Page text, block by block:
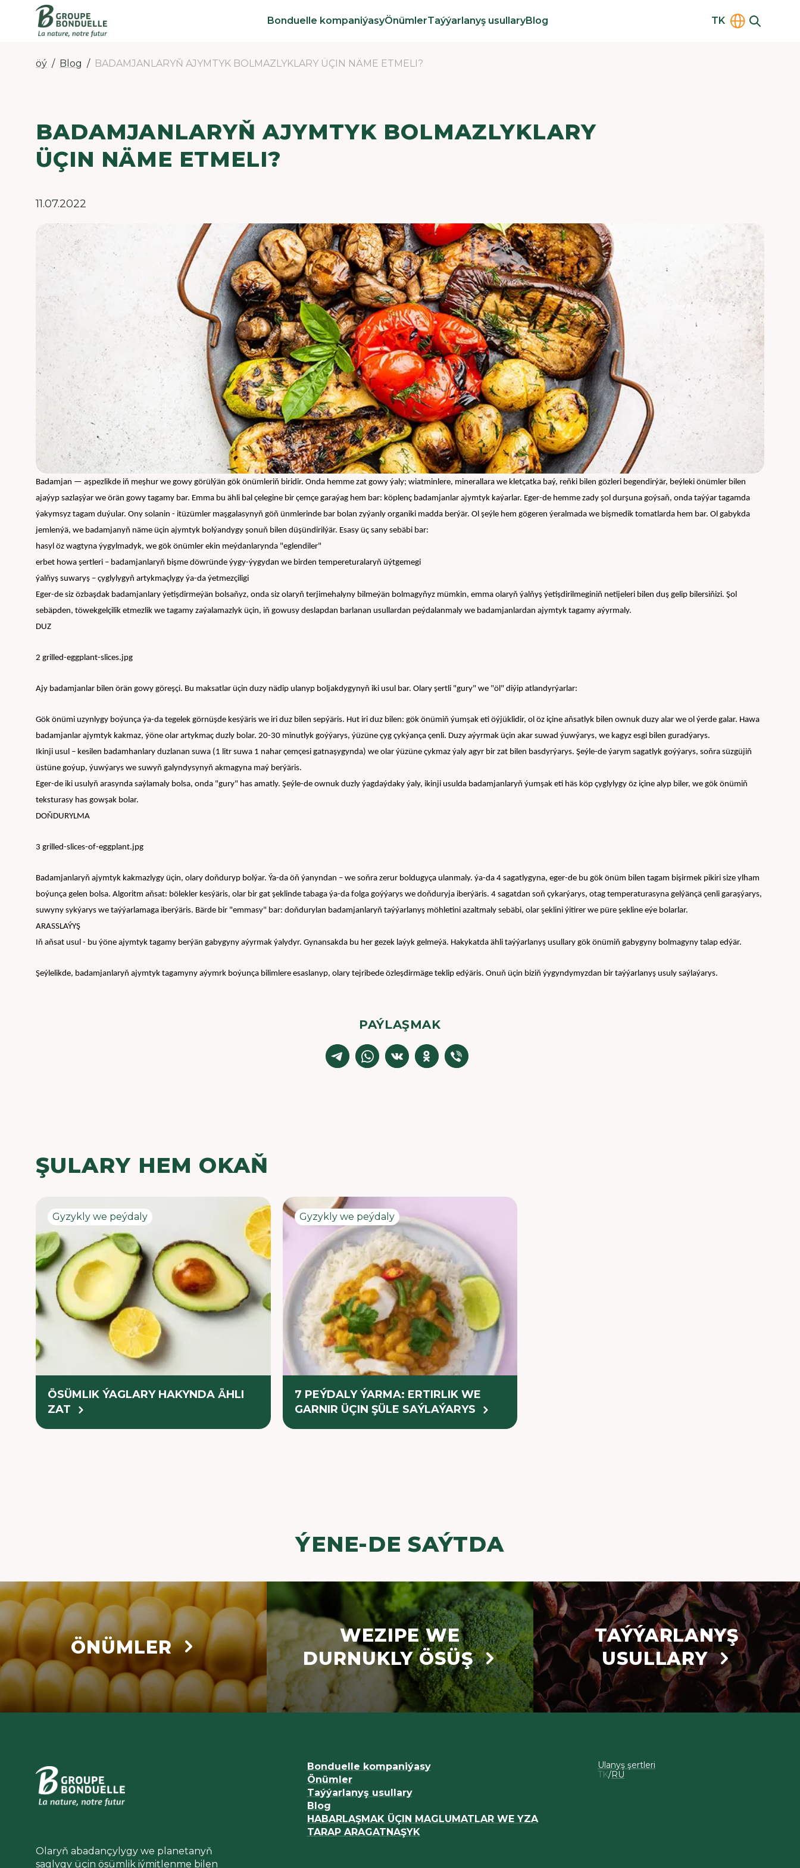
Bonduelle kompaniýasyÖnümlerTaýýarlanyş usullaryBlog TK
öý Blog BADAMJANLARYŇ AJYMTYK BOLMAZLYKLARY ÜÇIN NÄME ETMELI?
BADAMJANLARYŇ AJYMTYK BOLMAZLYKLARY
ÜÇIN NÄME ETMELI?
11.07.2022
Badamjan — aşpezlikde iň meşhur we gowy görülýän gök önümleriň biridir. Onda hemme zat gowy ýaly; wiatminlere, minerallara we kletçatka baý, reňki bilen gözleri begendirýär, beýleki önümler bilen
ajaýyp sazlaşýar we örän gowy tagamy bar. Emma bu ähli bal çelegine bir çemçe garaýag hem bar: köplenç badamjanlar ajymtyk kaýarlar. Eger-de hemme zady şol durşuna goýsaň, onda taýýar tagamda
ýakymsyz tagam duýular. Ony solanin - itüzümler maşgalasynyň göň ünmlerinde bar bolan zyýanly organiki madda berýär. Ol şeýle hem gögeren ýeralmada we bişmedik tomatlarda hem bar. Ol gabykda
jemlenýä, we badamjanyň näme üçin ajymtyk bolýandygy şonuň bilen düşündirilýär. Esasy üç sany sebäbi bar:
hasyl öz wagtyna ýygylmadyk, we gök önümler ekin meýdanlarynda "eglendiler"
erbet howa şertleri – badamjanlaryň bişme döwründe ýygy-ýygydan we birden tempereturalaryň üýtgemegi
ýalňyş suwaryş – çyglylygyň artykmaçlygy ýa-da ýetmezçiligi
Eger-de siz özbaşdak badamjanlary ýetişdirmeýän bolsaňyz, onda siz olaryň terjimehalyny bilmeýän bolmagyňyz mümkin, emma olaryň ýalňyş ýetişdirilmeginiň netijeleri bilen duş gelip bilersiňizi. Şol
sebäpden, töwekgelçilik etmezlik we tagamy zaýalamazlyk üçin, iň gowusy deslapdan barlanan usullardan peýdalanmaly we badamjanlardan ajymtyk tagamy aýyrmaly.
DUZ
2 grilled-eggplant-slices.jpg
Ajy badamjanlar bilen örän gowy göreşçi. Bu maksatlar üçin duzy nädip ulanyp boljakdygynyň iki usul bar. Olary şertli "gury" we "öl" diýip atlandyrýarlar:
Gök önümi uzynlygy boýunça ýa-da tegelek görnüşde kesýäris we iri duz bilen sepýäris. Hut iri duz bilen: gök önümiň ýumşak eti öýjüklidir, ol öz içine aňsatlyk bilen ownuk duzy alar we ol ýerde galar. Hawa
badamjanlar ajymtyk kakmaz, ýöne olar artykmaç duzly bolar. 20-30 minutlyk goýýarys, ýüzüne çyg çykýança çenli. Duzy aýyrmak üçin akar suwad ýuwýarys, we kagyz esgi bilen guradýarys.
Ikinji usul – kesilen badamhanlary duzlanan suwa (1 litr suwa 1 nahar çemçesi gatnaşygynda) we olar ýüzüne çykmaz ýaly agyr bir zat bilen basdyrýarys. Şeýle-de ýarym sagatlyk goýýarys, soňra süzgüjiň
üstüne goýup, ýuwýarys we suwyň galyndysynyň akmagyna maý berýäris.
Eger-de iki usulyň arasynda saýlamaly bolsa, onda "gury" has amatly. Şeýle-de ownuk duzly ýagdaýdaky ýaly, ikinji usulda badamjanlaryň ýumşak eti häs köp çyglylygy öz içine alyp biler, we gök önümiň
teksturasy has gowşak bolar.
DOŇDURYLMA
3 grilled-slices-of-eggplant.jpg
Badamjanlaryň ajymtyk kakmazlygy üçin, olary doňduryp bolýar. Ýa-da öň ýanyndan – we soňra zerur boldugyça ulanmaly. ýa-da 4 sagatlygyna, eger-de bu gök önüm bilen tagam bişirmek pikiri size ylham
boýunça gelen bolsa. Algoritm aňsat: bölekler kesýäris, olar bir gat şeklinde tabaga ýa-da folga goýýarys we doňduryja iberýäris. 4 sagatdan soň çykarýarys, otag temperaturasyna gelýänçä çenli garaşýarys,
suwyny sykýarys we taýýarlamaga iberýäris. Bärde bir "emmasy" bar: doňdurylan badamjanlaryň taýýarlanyş möhletini azaltmaly sebäbi, olar şeklini ýitirer we püre şekline eýe bolarlar.
ARASSLAÝYŞ
Iň aňsat usul - bu ýöne ajymtyk tagamy berýän gabygyny aýyrmak ýalydyr. Gynansakda bu her gezek laýyk gelmeýä. Hakykatda ähli taýýarlanyş usullary gök önümiň gabygyny bolmagyny talap edýär.
Şeýlelikde, badamjanlaryň ajymtyk tagamyny aýymrk boýunça bilimlere esaslanyp, olary tejribede özleşdirmäge teklip edýäris. Onuň üçin biziň ýygyndymyzdan bir taýýarlanyş usuly saýlaýarys.
PAÝLAŞMAK
ŞULARY HEM OKAŇ
Gyzykly we peýdaly
ÖSÜMLIK ÝAGLARY HAKYNDA ÄHLI
ZAT
Gyzykly we peýdaly
7 PEÝDALY ÝARMA: ERTIRLIK WE
GARNIR ÜÇIN ŞÜLE SAÝLAÝARYS
ÝENE-DE SAÝTDA
ÖNÜMLER
WEZIPE WE
DURNUKLY ÖSÜŞ
TAÝÝARLANYŞ
USULLARY
Olaryň abadançylygy we planetanyň
saglygy üçin ösümlik iýmitlenme bilen
Bonduelle kompaniýasy
Önümler
Taýýarlanyş usullary
Blog
HABARLAŞMAK ÜÇIN MAGLUMATLAR WE YZA
TARAP ARAGATNAŞYK
Ulanyş şertleri
TK RU